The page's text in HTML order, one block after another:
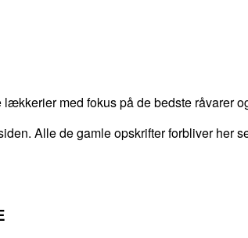
med fokus på de bedste råvarer
Alle de gamle opskrifter forbliver her